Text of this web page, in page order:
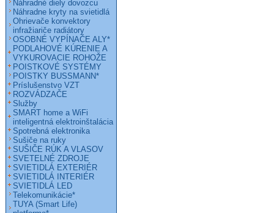
Náhradné diely dovozcu
Náhradne kryty na svietidlá
Ohrievače konvektory
infražiariče radiátory
OSOBNÉ VYPÍNAČE ALY*
PODLAHOVÉ KÚRENIE A
VYKUROVACIE ROHOŽE
POISTKOVÉ SYSTÉMY
POISTKY BUSSMANN*
Príslušenstvo VZT
ROZVÁDZAČE
Služby
SMART home a WiFi
inteligentná elektroinštalácia
Spotrebná elektronika
Sušiče na ruky
SUŠIČE RÚK A VLASOV
SVETELNÉ ZDROJE
SVIETIDLÁ EXTERIÉR
SVIETIDLÁ INTERIÉR
SVIETIDLÁ LED
Telekomunikácie*
TUYA (Smart Life)